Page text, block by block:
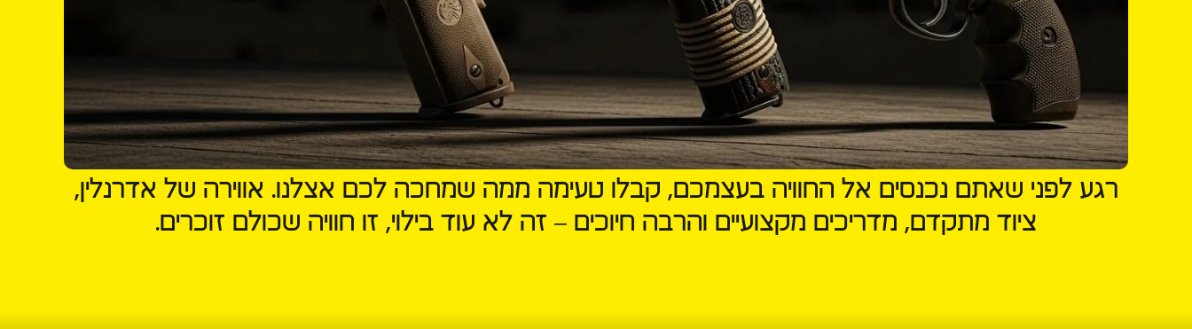
רגע לפני שאתם נכנסים אל החוויה בעצמכם, קבלו טעימה ממה שמחכה לכם אצלנו. אווירה של אדרנלין,
ציוד מתקדם, מדריכים מקצועיים והרבה חיוכים – זה לא עוד בילוי, זו חוויה שכולם זוכרים.